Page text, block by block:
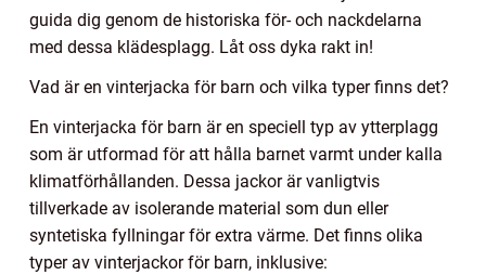
guida dig genom de historiska för- och nackdelarna
med dessa klädesplagg. Låt oss dyka rakt in!
Vad är en vinterjacka för barn och vilka typer finns det?
En vinterjacka för barn är en speciell typ av ytterplagg
som är utformad för att hålla barnet varmt under kalla
klimatförhållanden. Dessa jackor är vanligtvis
tillverkade av isolerande material som dun eller
syntetiska fyllningar för extra värme. Det finns olika
typer av vinterjackor för barn, inklusive: